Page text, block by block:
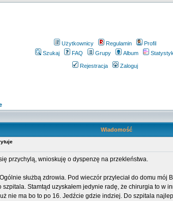
Użytkownicy Regulamin
Profil
Szukaj
FAQ Grupy Album
Rejestracja Zaloguj
Wiadomość
przychylą, wnioskuję o dyspenzę na przekleństwa.
służbą zdrowia. Pod wieczór przyleciał do domu
Stamtąd uzyskałem jedynie radę, że chirurgia to w
nie ma bo to po 16. Jedźcie gdzie indziej. Do szpitala